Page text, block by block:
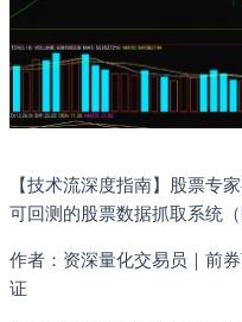
【技术流深度指南】股票专
可回测的股票数据抓取系统（
作者：资深量化交易员｜前
证